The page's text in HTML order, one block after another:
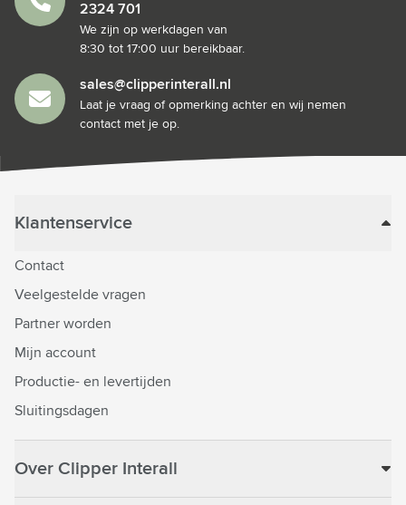
2324 701
We zijn op werkdagen van
8:30 tot 17:00 uur bereikbaar.
sales@clipperinterall.nl
Laat je vraag of opmerking achter en wij nemen
contact met je op.
Klantenservice
Contact
Veelgestelde vragen
Partner worden
Mijn account
Productie- en levertijden
Sluitingsdagen
Over Clipper Interall